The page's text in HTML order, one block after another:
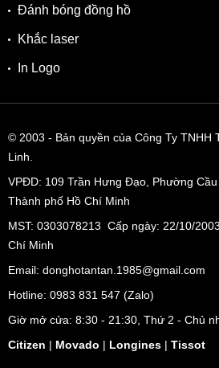
Đánh bóng đồng hồ
Khắc laser
In Logo
© 2003 - Bản quyền của Công Ty TNHH
Linh.
VPĐD: 109 Trần Hưng Đạo, Phường
Thành phố Hồ Chí Minh
MST: 0303078213 Cấp ngày: 22/10/
Chí Minh
Email: donghotantan.1985@gmail.com
Hotline: 0983 831 547 (Zalo)
Giờ mở cửa: 8:30 - 21:30, Thứ 2 - Chủ
Citizen | Movado | Longines | Tissot